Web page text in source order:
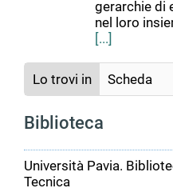
gerarchie di
nel loro
[...]
Lo trovi in Scheda
Biblioteca
Università Pavia.
Tecnica